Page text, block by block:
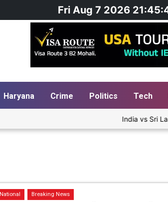
Fri Aug 7 2026
Haryana Crime Politics Tech
India vs Sri
National Breaking News